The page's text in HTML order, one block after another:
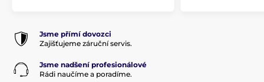
Jsme přímí dovozci
Zajišťujeme záruční servis.
Jsme nadšení profesionálové
Rádi naučíme a poradíme.